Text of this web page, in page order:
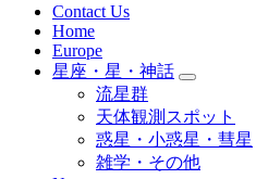
Contact Us
Home
Europe
星座・星・神話
流星群
天体観測スポット
惑星・小惑星・彗星
雑学・その他